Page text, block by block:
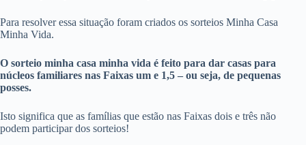
Para resolver essa situação foram criados os sorteios Minha Casa
Minha Vida.
O sorteio minha casa minha vida é feito para dar casas para
núcleos familiares nas Faixas um e 1,5 – ou seja, de pequenas
posses.
Isto significa que as famílias que estão nas Faixas dois e três não
podem participar dos sorteios!